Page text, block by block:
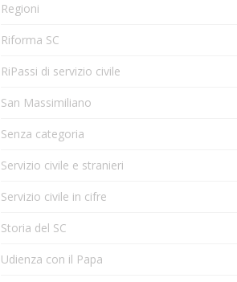
Regioni
Riforma SC
RiPassi di servizio civile
San Massimiliano
Senza categoria
Servizio civile e stranieri
Servizio civile in cifre
Storia del SC
Udienza con il Papa